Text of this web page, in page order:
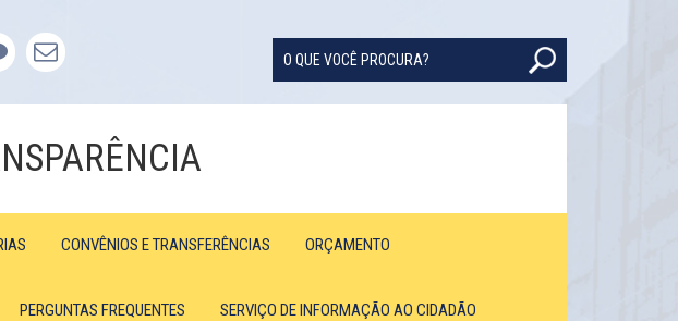
CONVÊNIOS E TRANSFERÊNCIAS ORÇAMENTO
PERGUNTAS FREQUENTES SERVIÇO DE INFORMAÇÃO AO CIDADÃO